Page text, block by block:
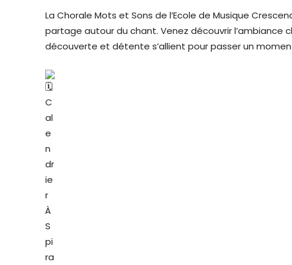
La Chorale Mots et Sons de l’Ecole de Musique
partage autour du chant. Venez découvrir l’ambiance
découverte et détente s’allient pour passer un